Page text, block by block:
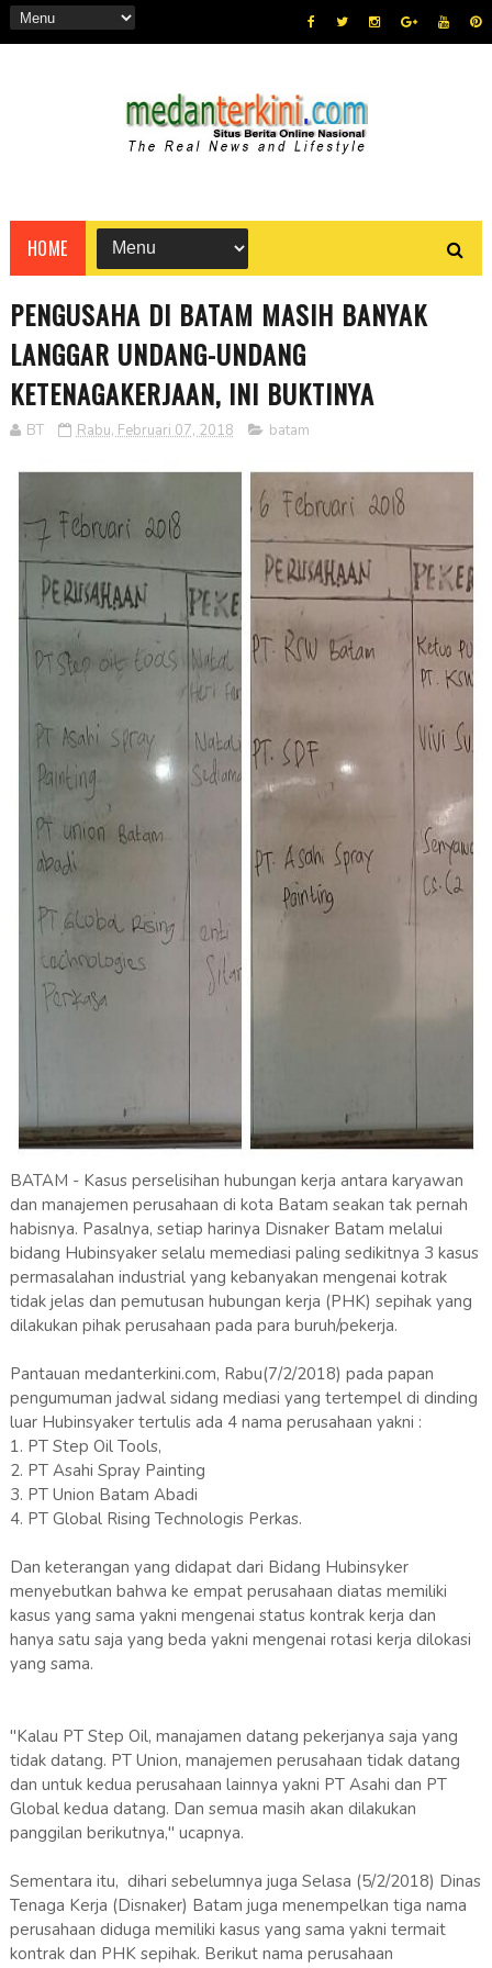
HOME
PENGUSAHA DI BATAM MASIH BANYAK
LANGGAR UNDANG-UNDANG
KETENAGAKERJAAN, INI BUKTINYA
BT Rabu, Februari 07, 2018 batam
BATAM - Kasus perselisihan hubungan kerja antara karyawan
dan manajemen perusahaan di kota Batam seakan tak pernah
habisnya. Pasalnya, setiap harinya Disnaker Batam melalui
bidang Hubinsyaker selalu memediasi paling sedikitnya 3 kasus
permasalahan industrial yang kebanyakan mengenai kotrak
tidak jelas dan pemutusan hubungan kerja (PHK) sepihak yang
dilakukan pihak perusahaan pada para buruh/pekerja.
Pantauan medanterkini.com, Rabu(7/2/2018) pada papan
pengumuman jadwal sidang mediasi yang tertempel di dinding
luar Hubinsyaker tertulis ada 4 nama perusahaan yakni :
1. PT Step Oil Tools,
2. PT Asahi Spray Painting
3. PT Union Batam Abadi
4. PT Global Rising Technologis Perkas.
Dan keterangan yang didapat dari Bidang Hubinsyker
menyebutkan bahwa ke empat perusahaan diatas memiliki
kasus yang sama yakni mengenai status kontrak kerja dan
hanya satu saja yang beda yakni mengenai rotasi kerja dilokasi
yang sama.
"Kalau PT Step Oil, manajamen datang pekerjanya saja yang
tidak datang. PT Union, manajemen perusahaan tidak datang
dan untuk kedua perusahaan lainnya yakni PT Asahi dan PT
Global kedua datang. Dan semua masih akan dilakukan
panggilan berikutnya," ucapnya.
Sementara itu, dihari sebelumnya juga Selasa (5/2/2018) Dinas
Tenaga Kerja (Disnaker) Batam juga menempelkan tiga nama
perusahaan diduga memiliki kasus yang sama yakni termait
kontrak dan PHK sepihak. Berikut nama perusahaan